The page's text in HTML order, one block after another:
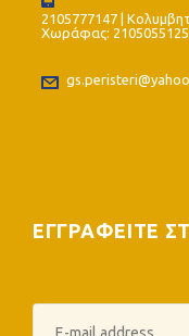
2105777147 |
Χωράφας: 2105055125
ΕΓΓΡΑΦΕΙΤΕ